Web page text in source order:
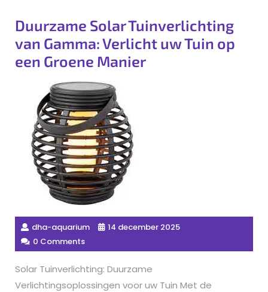
Duurzame Solar Tuinverlichting
van Gamma: Verlicht uw Tuin op
een Groene Manier
dha-aquarium
14 december 2025
0 Comments
Solar Tuinverlichting: Duurzame
Verlichtingsoplossingen voor uw Tuin Met de